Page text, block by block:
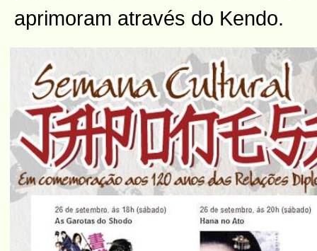
aprimoram através do Kendo.